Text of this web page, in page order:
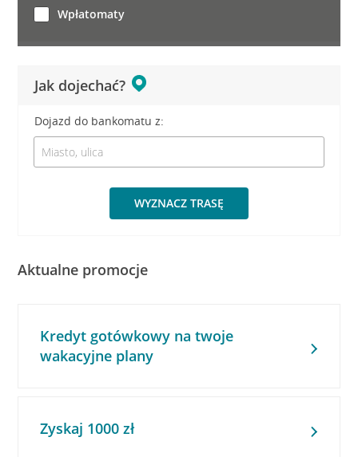
Jak dojechać?
Dojazd do bankomatu z:
WYZNACZ TRASĘ
Wpłatomaty
Aktualne promocje
Kredyt gotówkowy na twoje
wakacyjne plany
Zyskaj 1000 zł